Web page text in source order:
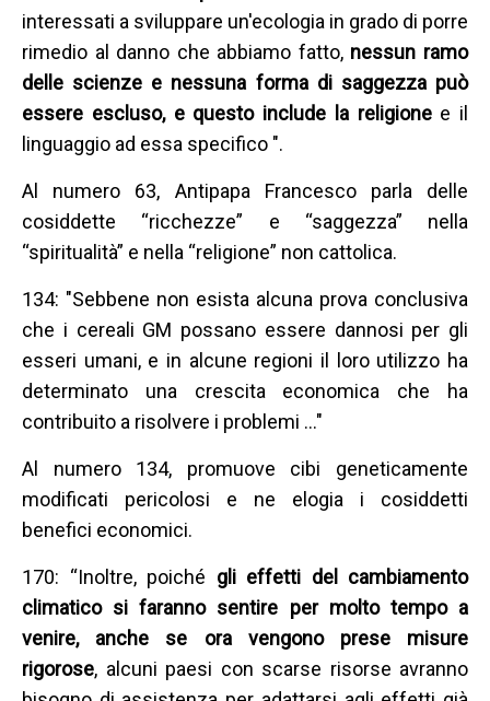
interessati a sviluppare un'ecologia in grado di porre
rimedio al danno che abbiamo fatto, nessun ramo
delle scienze e nessuna forma di saggezza può
essere escluso, e questo include la religionee il
linguaggio ad essa specifico ".
Al numero 63, Antipapa Francesco parla delle
cosiddette “ricchezze” e “saggezza” nella
“spiritualità” e nella “religione” non cattolica.
134: "Sebbene non esista alcuna prova conclusiva
che i cereali GM possano essere dannosi per gli
esseri umani, e in alcune regioni il loro utilizzo ha
determinato una crescita economica che ha
contribuito a risolvere i problemi ..."
Al numero 134, promuove cibi geneticamente
modificati pericolosi e ne elogia i cosiddetti
benefici economici.
170: “Inoltre, poiché gli effetti del cambiamento
climatico si faranno sentire per molto tempo a
venire, anche se ora vengono prese misure
rigorose, alcuni paesi con scarse risorse avranno